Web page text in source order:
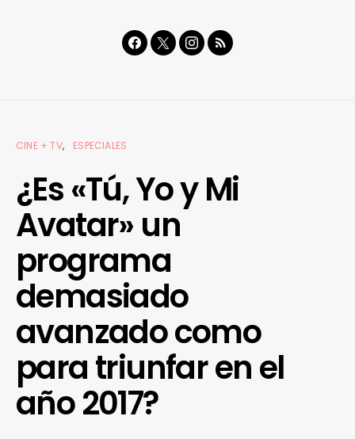
CINE + TV ESPECIALES
¿Es «Tú, Yo y Mi
Avatar» un
programa
demasiado
avanzado como
para triunfar en el
año 2017?